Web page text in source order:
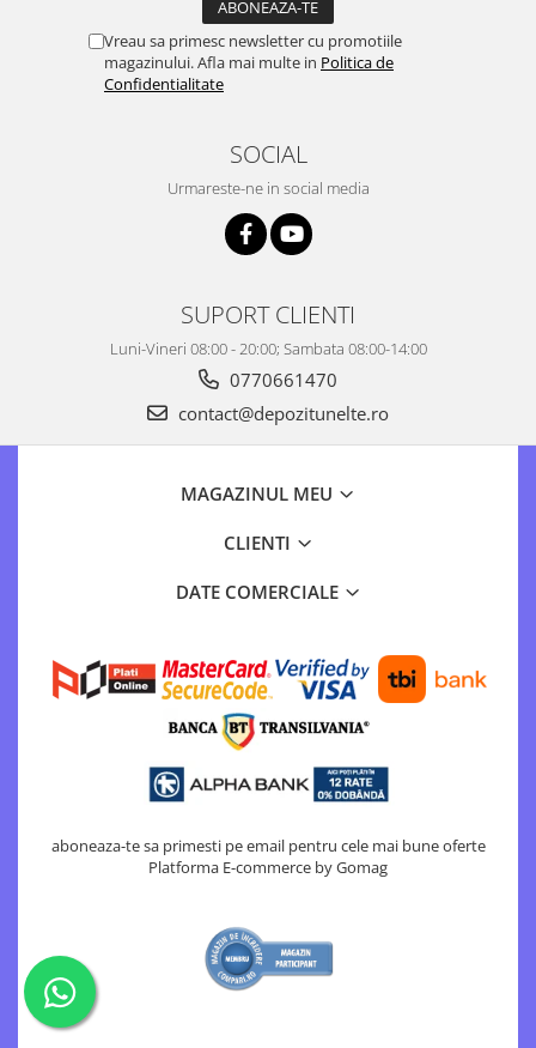
Vreau sa primesc newsletter cu promotiile
magazinului. Afla mai multe in Politica de
Confidentialitate
SOCIAL
Urmareste-ne in social media
SUPORT CLIENTI
Luni-Vineri 08:00 - 20:00; Sambata 08:00-14:00
0770661470
contact@depozitunelte.ro
MAGAZINUL MEU
CLIENTI
DATE COMERCIALE
aboneaza-te sa primesti pe email pentru cele mai bune oferte
Platforma E-commerce by Gomag